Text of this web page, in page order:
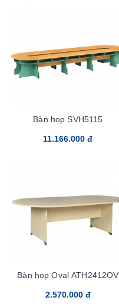
Bàn họp SVH5115
11.166.000 đ
Bàn họp Oval ATH2412OV
2.570.000 đ